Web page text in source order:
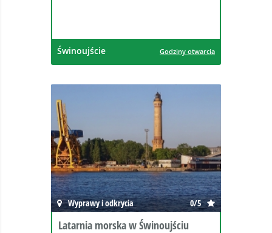
Świnoujście Godziny otwarcia
Wyprawy i odkrycia 0/5
Latarnia morska w Świnoujściu